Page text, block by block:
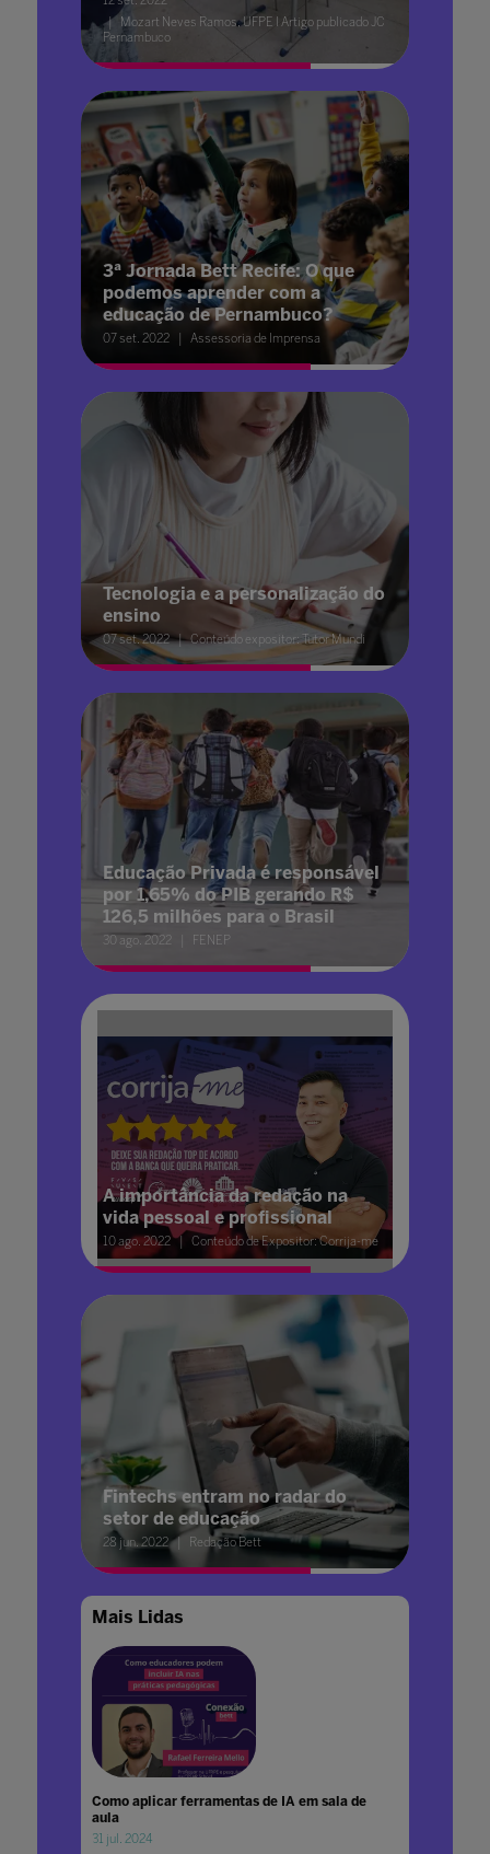
Mozart Neves Ramos, UFPE I Artigo publicado JC
Pernambuco
3ª Jornada Bett Recife: O que
podemos aprender com a
educação de Pernambuco?
07 set. 2022 Assessoria de Imprensa
Tecnologia e a personalização do
ensino
07 set. 2022 Conteúdo expositor: Tutor Mundi
Educação Privada é responsável
por 1,65% do PIB gerando R$
126,5 milhões para o Brasil
30 ago. 2022 FENEP
A importância da redação na
vida pessoal e profissional
10 ago. 2022 Conteúdo de Expositor: Corrija-me
Fintechs entram no radar do
setor de educação
28 jun. 2022 Redação Bett
Mais Lidas
Como aplicar ferramentas de IA em sala de
aula
31 jul. 2024